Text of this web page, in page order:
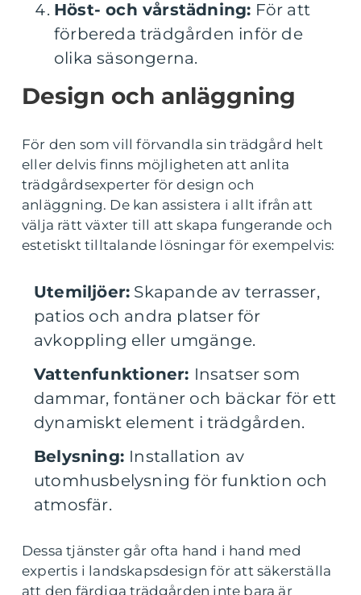
Höst- och vårstädning: För att
förbereda trädgården inför de
olika säsongerna.
Design och anläggning
För den som vill förvandla sin trädgård helt
eller delvis finns möjligheten att anlita
trädgårdsexperter för design och
anläggning. De kan assistera i allt ifrån att
välja rätt växter till att skapa fungerande och
estetiskt tilltalande lösningar för exempelvis:
Utemiljöer: Skapande av terrasser,
patios och andra platser för
avkoppling eller umgänge.
Vattenfunktioner: Insatser som
dammar, fontäner och bäckar för ett
dynamiskt element i trädgården.
Belysning: Installation av
utomhusbelysning för funktion och
atmosfär.
Dessa tjänster går ofta hand i hand med
expertis i landskapsdesign för att säkerställa
att den färdiga trädgården inte bara är